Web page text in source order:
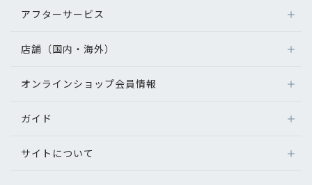
アフターサービス
店舗（国内・海外）
オンラインショップ会員情報
ガイド
サイトについて